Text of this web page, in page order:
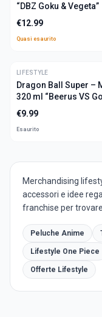
“DBZ Goku & Vegeta”
€12.99
Quasi esaurito
LIFESTYLE
Dragon Ball Super –
320 ml “Beerus VS
€9.99
Esaurito
Merchandising
accessori e idee
franchise per
Peluche Anime
Lifestyle One Piece
Offerte Lifestyle